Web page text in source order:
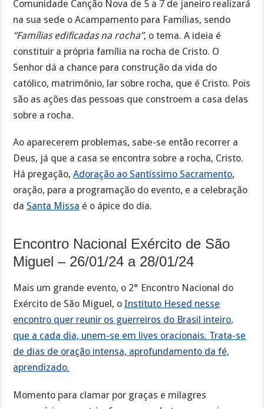
Comunidade Canção Nova de 5 a 7 de janeiro realizará
na sua sede o Acampamento para Famílias, sendo
“Famílias edificadas na rocha”, o tema. A ideia é
constituir a própria família na rocha de Cristo. O
Senhor dá a chance para construção da vida do
católico, matrimônio, lar sobre rocha, que é Cristo. Pois
são as ações das pessoas que constroem a casa delas
sobre a rocha.
Ao aparecerem problemas, sabe-se então recorrer a
Deus, já que a casa se encontra sobre a rocha, Cristo.
Há pregação,Adoração ao Santíssimo Sacramento,
oração, para a programação do evento, e a celebração
da Santa Missa é o ápice do dia.
Encontro Nacional Exército de São
Miguel – 26/01/24 a 28/01/24
Mais um grande evento, o 2° Encontro Nacional do
Exército de São Miguel, oInstituto Hesed nesse
encontro quer reunir os guerreiros do Brasil inteiro,
que a cada dia, unem-se em lives oracionais. Trata-se
de dias de oração intensa, aprofundamento da fé,
aprendizado.
Momento para clamar por graças e milagres